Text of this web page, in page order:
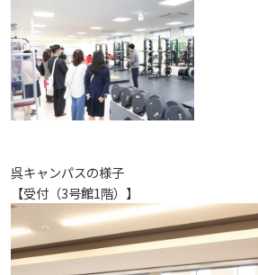
お知らせ
自然災害時等の図書館の閉館に
呉キャンパスの様子
【受付（3号館1階）】